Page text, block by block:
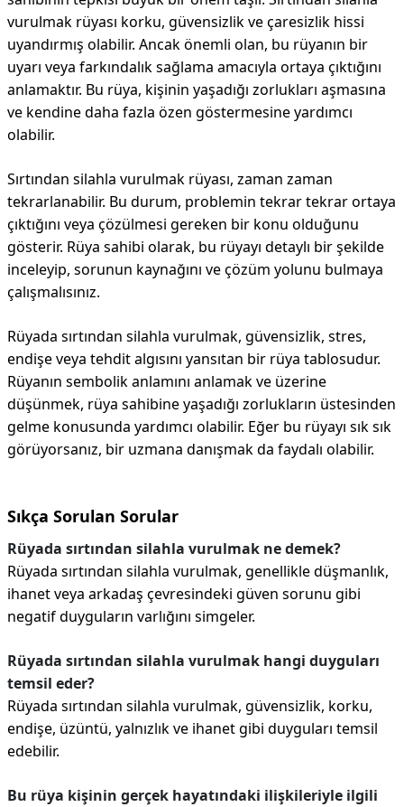
vurulmak rüyası korku, güvensizlik ve çaresizlik hissi
uyandırmış olabilir. Ancak önemli olan, bu rüyanın bir
uyarı veya farkındalık sağlama amacıyla ortaya çıktığını
anlamaktır. Bu rüya, kişinin yaşadığı zorlukları aşmasına
ve kendine daha fazla özen göstermesine yardımcı
olabilir.
Sırtından silahla vurulmak rüyası, zaman zaman
tekrarlanabilir. Bu durum, problemin tekrar tekrar ortaya
çıktığını veya çözülmesi gereken bir konu olduğunu
gösterir. Rüya sahibi olarak, bu rüyayı detaylı bir şekilde
inceleyip, sorunun kaynağını ve çözüm yolunu bulmaya
çalışmalısınız.
Rüyada sırtından silahla vurulmak, güvensizlik, stres,
endişe veya tehdit algısını yansıtan bir rüya tablosudur.
Rüyanın sembolik anlamını anlamak ve üzerine
düşünmek, rüya sahibine yaşadığı zorlukların üstesinden
gelme konusunda yardımcı olabilir. Eğer bu rüyayı sık sık
görüyorsanız, bir uzmana danışmak da faydalı olabilir.
Sıkça Sorulan Sorular
Rüyada sırtından silahla vurulmak ne demek?
Rüyada sırtından silahla vurulmak, genellikle düşmanlık,
ihanet veya arkadaş çevresindeki güven sorunu gibi
negatif duyguların varlığını simgeler.
Rüyada sırtından silahla vurulmak hangi duyguları
temsil eder?
Rüyada sırtından silahla vurulmak, güvensizlik, korku,
endişe, üzüntü, yalnızlık ve ihanet gibi duyguları temsil
edebilir.
Bu rüya kişinin gerçek hayatındaki ilişkileriyle ilgili